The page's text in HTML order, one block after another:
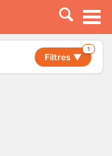
Filtres ▼
1